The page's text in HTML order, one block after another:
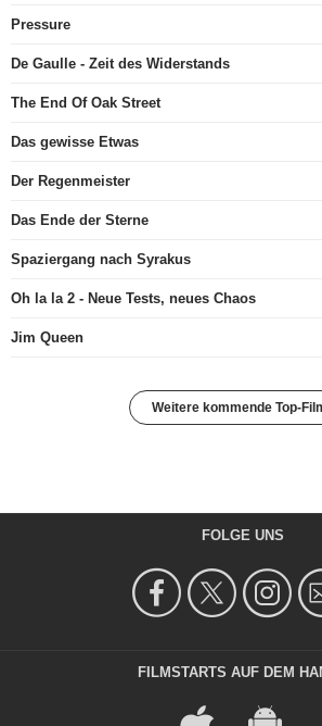
Pressure
De Gaulle - Zeit des Widerstands
The End Of Oak Street
Das gewisse Etwas
Der Regenmeister
Das Ende der Sterne
Spaziergang nach Syrakus
Oh la la 2 - Neue Tests, neues Chaos
Jim Queen
Weitere kommende Top-
FOLGE UNS
FILMSTARTS AUF DEM